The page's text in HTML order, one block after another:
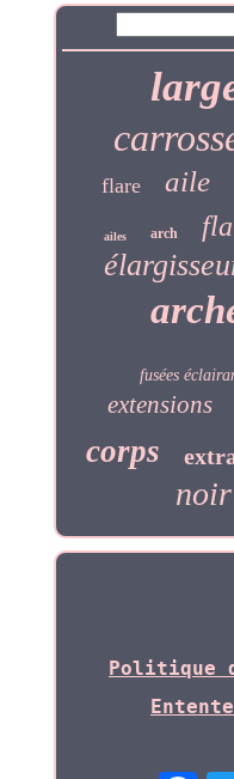
flare aile
ailes arch
fusées
extensions
corps
noir
Politique